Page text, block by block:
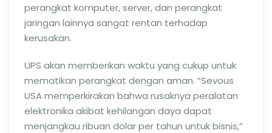
perangkat komputer, server, dan perangkat
jaringan lainnya sangat rentan terhadap
kerusakan.
UPS akan memberikan waktu yang cukup untuk
mematikan perangkat dengan aman. “Sevous
USA memperkirakan bahwa rusaknya peralatan
elektronika akibat kehilangan daya dapat
menjangkau ribuan dolar per tahun untuk bisnis,”